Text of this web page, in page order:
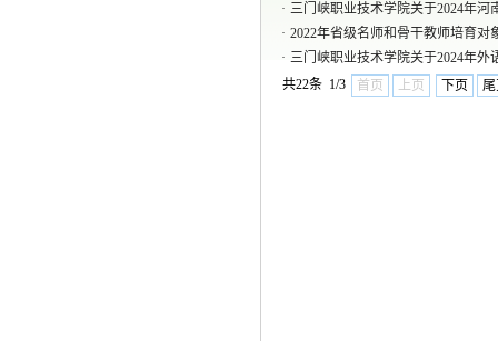
· 三门峡职业技术学院关于2024年
· 2022年省级名师和骨干教师培育对
· 三门峡职业技术学院关于2024年外
共22条 1/3
首页 上页 下页